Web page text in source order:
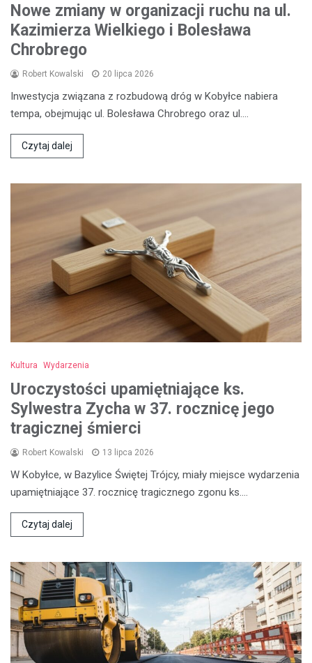
Nowe zmiany w organizacji ruchu na ul.
Kazimierza Wielkiego i Bolesława
Chrobrego
Robert Kowalski 20 lipca 2026
Inwestycja związana z rozbudową dróg w Kobyłce nabiera
tempa, obejmując ul. Bolesława Chrobrego oraz ul.…
Czytaj dalej
Kultura Wydarzenia
Uroczystości upamiętniające ks.
Sylwestra Zycha w 37. rocznicę jego
tragicznej śmierci
Robert Kowalski 13 lipca 2026
W Kobyłce, w Bazylice Świętej Trójcy, miały miejsce wydarzenia
upamiętniające 37. rocznicę tragicznego zgonu ks.…
Czytaj dalej